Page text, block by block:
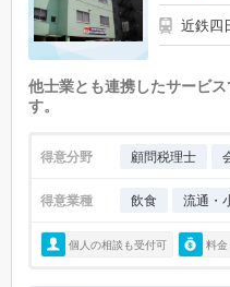
近鉄四
他士業とも連携したサービ
す。
得意分野 顧問税理士
得意業種 飲食 流通・
個人の相談も受付可 料金